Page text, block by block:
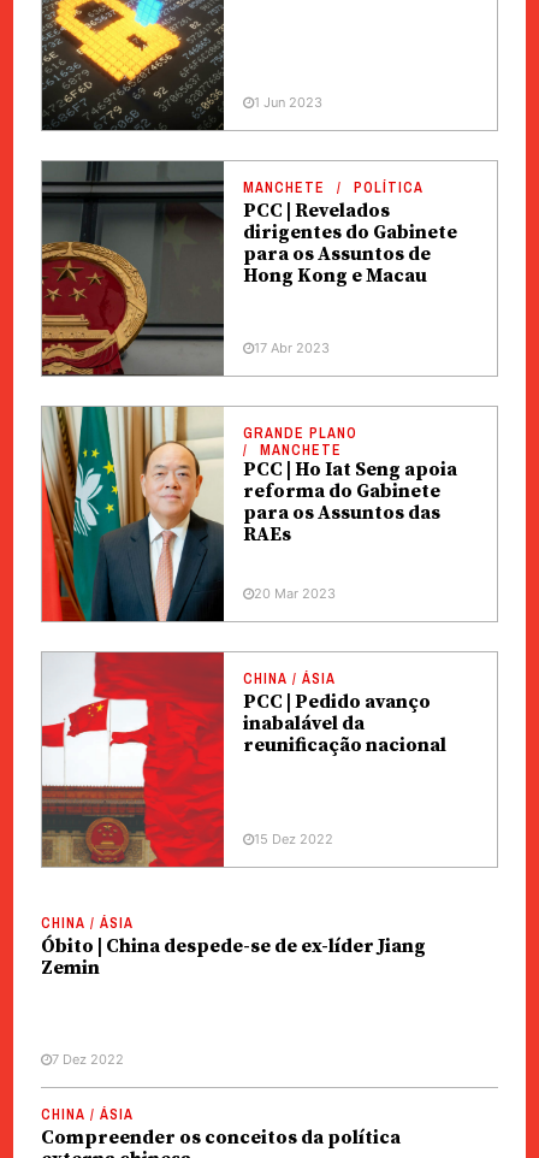
1 Jun 2023
MANCHETE POLÍTICA
PCC | Revelados
dirigentes do Gabinete
para os Assuntos de
Hong Kong e Macau
17 Abr 2023
GRANDE PLANO
MANCHETE
PCC | Ho Iat Seng apoia
reforma do Gabinete
para os Assuntos das
RAEs
20 Mar 2023
CHINA / ÁSIA
PCC | Pedido avanço
inabalável da
reunificação nacional
15 Dez 2022
CHINA / ÁSIA
Óbito | China despede-se de ex-líder Jiang
Zemin
7 Dez 2022
CHINA / ÁSIA
Compreender os conceitos da política